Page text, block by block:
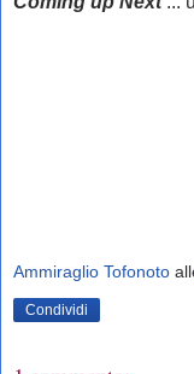
Ammiraglio Tofonoto
Condividi